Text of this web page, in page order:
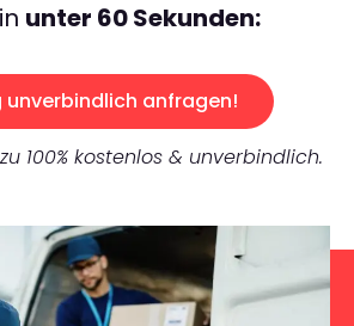
unter 60 Sekunden:
unverbindlich anfragen!
100% kostenlos & unverbindlich.